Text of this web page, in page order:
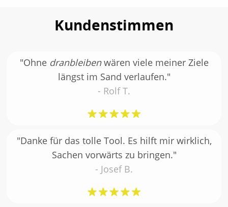
Kundenstimmen
"Ohne dranbleibenwären viele meiner Ziele
längst im Sand verlaufen."
- Rolf T.
"Danke für das tolle Tool. Es hilft mir wirklich,
Sachen vorwärts zu bringen."
- Josef B.